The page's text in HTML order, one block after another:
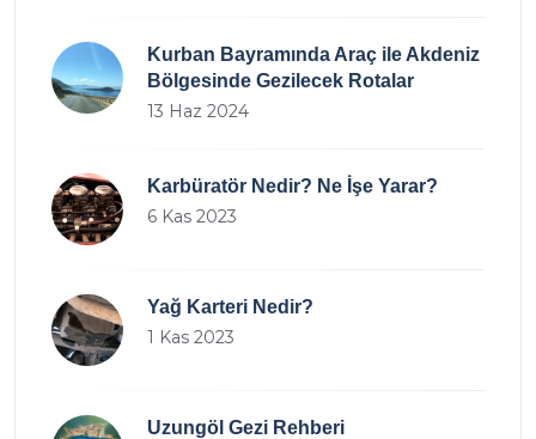
Kurban Bayramında Araç ile Akdeniz
Bölgesinde Gezilecek Rotalar
13 Haz 2024
Karbüratör Nedir? Ne İşe Yarar?
6 Kas 2023
Yağ Karteri Nedir?
1 Kas 2023
Uzungöl Gezi Rehberi